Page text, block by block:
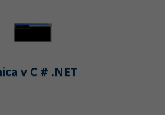
v C # .NET